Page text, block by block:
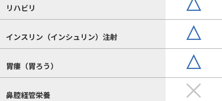
リハビリ
インスリン（インシュリン）注射
胃瘻（胃ろう）
鼻腔経管栄養